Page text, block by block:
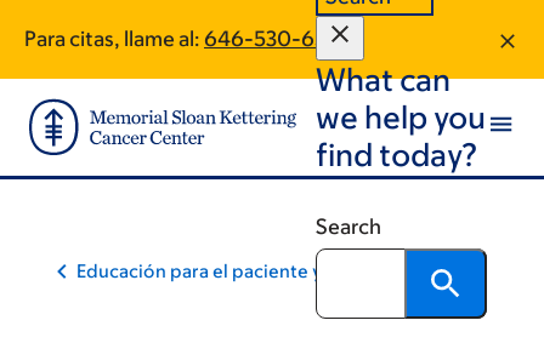
main
content
footer
Para citas, llame al: 646-530-6506
What can
we help you
find today?
Search
Educación para el paciente y la comunidad